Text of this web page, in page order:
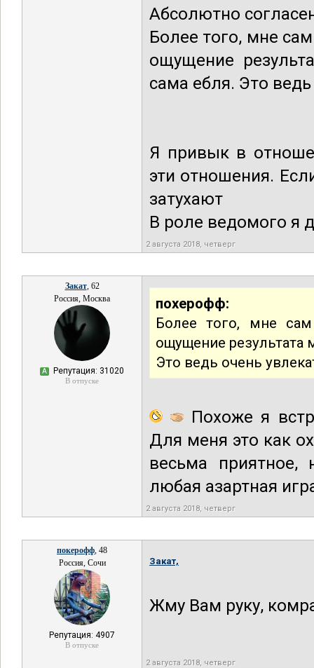
Абсолютно
Более того, мне
ощущение
сама ебля. Это
Я привык в
эти отношения.
затухают
В роле ведомого я
2 августа 2018, четверг
Закат, 62
Россия, Москва
А Репутация: 31020
В отпуске
похерофф:
Более того, мне
ощущение результата
Это ведь очень
Похоже я
Для меня это как
весьма приятное,
любая азартная
2 августа 2018, четверг
покерофф, 48
Россия, Сочи
Репутация: 4907
В отпуске
Закат,
Жму Вам руку,
2 августа 2018, четверг